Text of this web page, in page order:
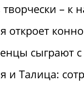
– к
откроет
сыграют с
и Талица: